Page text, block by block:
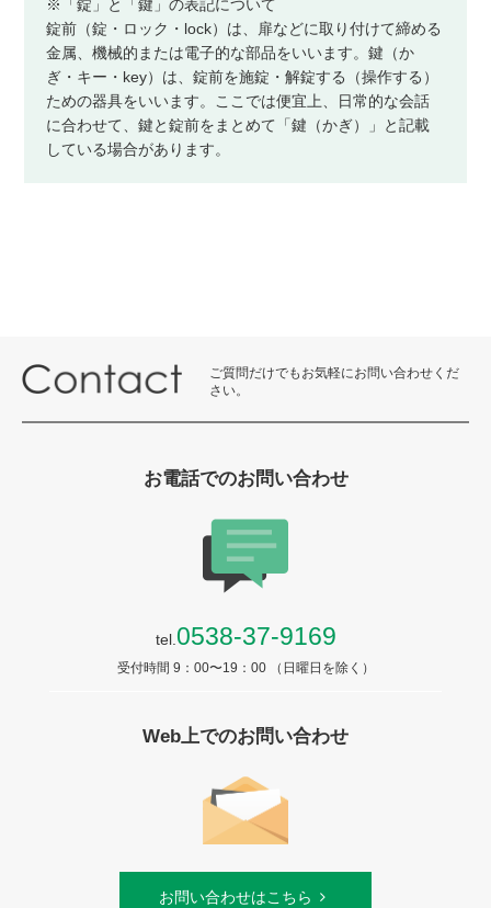
※「錠」と「鍵」の表記について
錠前（錠・ロック・lock）は、扉などに取り付けて締める
金属、機械的または電子的な部品をいいます。鍵（か
ぎ・キー・key）は、錠前を施錠・解錠する（操作する）
ための器具をいいます。ここでは便宜上、日常的な会話
に合わせて、鍵と錠前をまとめて「鍵（かぎ）」と記載
している場合があります。
ご質問だけでもお気軽にお問い合わせくだ
さい。
お電話でのお問い合わせ
tel. 0538-37-9169
受付時間 9：00〜19：00 （日曜日を除く）
Web上でのお問い合わせ
お問い合わせはこちら